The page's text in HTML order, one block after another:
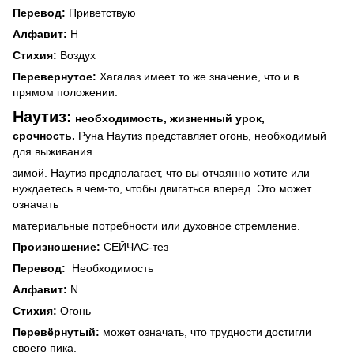
Перевод: Приветствую
Алфавит: H
Стихия: Воздух
Перевернутое: Хагалаз имеет то же значение, что и в
прямом положении.
Наутиз: необходимость, жизненный урок,
срочность. Руна Наутиз представляет огонь, необходимый
для выживания
зимой. Наутиз предполагает, что вы отчаянно хотите или
нуждаетесь в чем-то, чтобы двигаться вперед.
Это может
означать
материальные потребности или духовное стремление.
Произношение: СЕЙЧАС-тез
Перевод: Необходимость
Алфавит: N
Стихия: Огонь
Перевёрнутый: может означать, что трудности достигли
своего пика.